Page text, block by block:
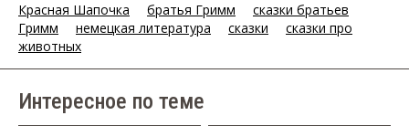
Красная Шапочка братья Гримм
сказки братьев
Гримм
немецкая литература сказки
сказки про
животных
Интересное по теме